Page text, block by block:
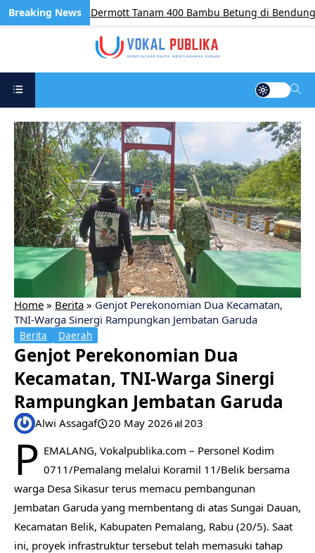
dan McDermott Tanam 400 Bambu Betung di Bendungan
Home » Berita » ​Genjot Perekonomian Dua Kecamatan,
TNI-Warga Sinergi Rampungkan Jembatan Garuda
Berita Daerah
​Genjot Perekonomian Dua
Kecamatan, TNI-Warga Sinergi
Rampungkan Jembatan Garuda
Alwi Assagaf 20 May 2026 203
P EMALANG, Vokalpublika.com – Personel Kodim
0711/Pemalang melalui Koramil 11/Belik bersama
warga Desa Sikasur terus memacu pembangunan
Jembatan Garuda yang membentang di atas Sungai Dauan,
Kecamatan Belik, Kabupaten Pemalang, Rabu (20/5). Saat
ini, proyek infrastruktur tersebut telah memasuki tahap